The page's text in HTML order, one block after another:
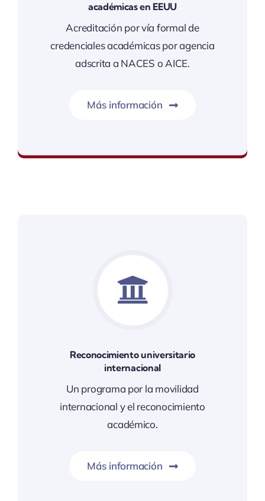
académicas en EEUU
Acreditación por vía formal de
credenciales académicas por agencia
adscrita a NACES o AICE.
Más información
Reconocimiento universitario
internacional
Un programa por la movilidad
internacional y el reconocimiento
académico.
Más información